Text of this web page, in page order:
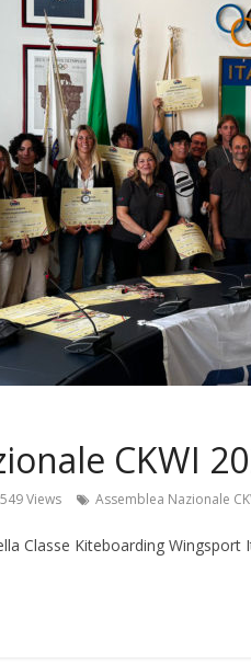
CKWI
Views Assemblea Nazionale
Classe Kiteboarding